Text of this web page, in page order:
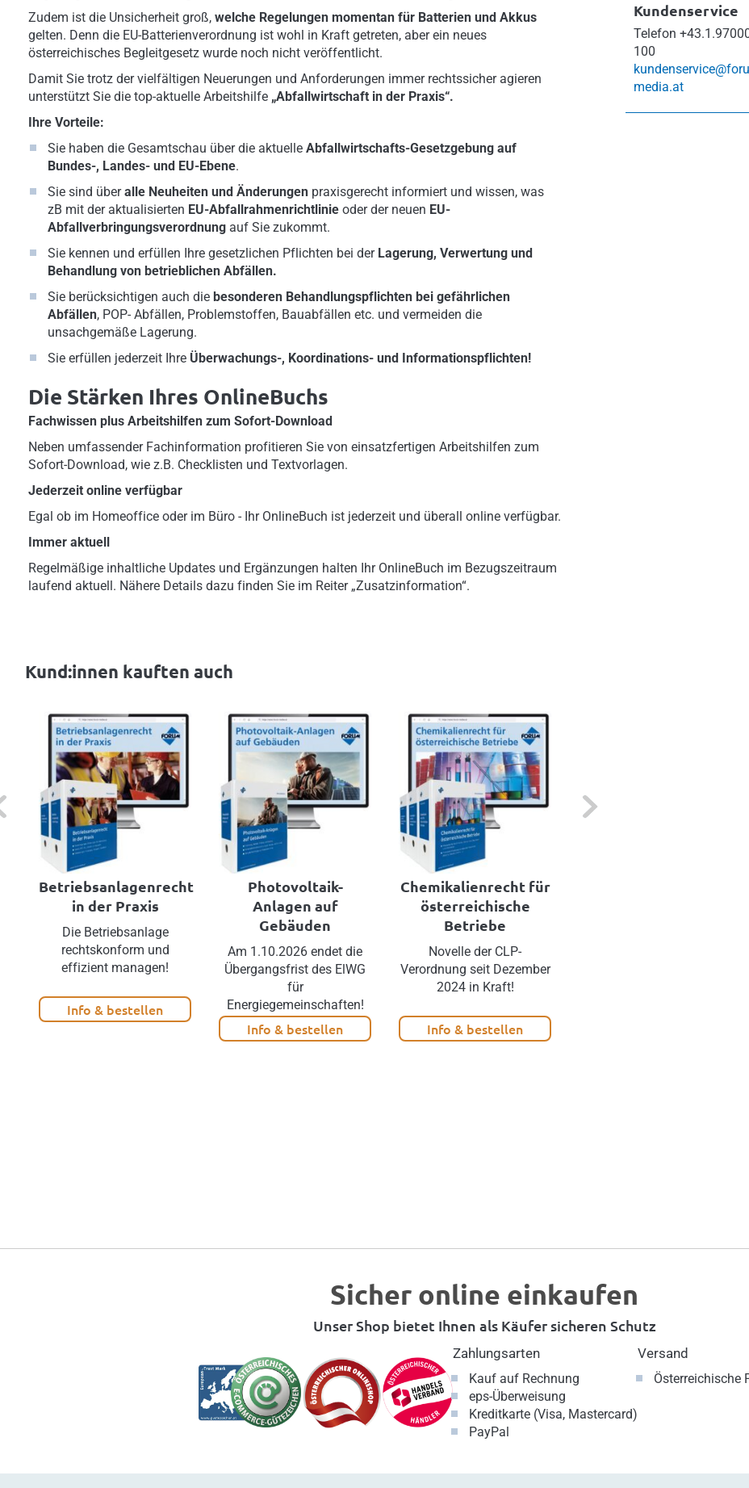
Kundenservice
Telefon
100
media.at
Zudem ist die Unsicherheit groß, welche Regelungen momentan für Batterien und Akkus
gelten. Denn die EU-Batterienverordnung ist wohl in Kraft getreten, aber ein neues
österreichisches Begleitgesetz wurde noch nicht veröffentlicht.
Damit Sie trotz der vielfältigen Neuerungen und Anforderungen immer rechtssicher agieren
unterstützt Sie die top-aktuelle Arbeitshilfe „Abfallwirtschaft in der Praxis“.
Ihre Vorteile:
Sie haben die Gesamtschau über die aktuelle Abfallwirtschafts-Gesetzgebung auf
Bundes-, Landes- und EU-Ebene.
Sie sind überalle Neuheiten und Änderungen praxisgerecht informiert und wissen, was
zB mit der aktualisierten EU-Abfallrahmenrichtlinie oder der neuen EU-
Abfallverbringungsverordnung auf Sie zukommt.
Sie kennen und erfüllen Ihre gesetzlichen Pflichten bei der Lagerung, Verwertung und
Behandlung von betrieblichen Abfällen.
Sie berücksichtigen auch die besonderen Behandlungspflichten bei gefährlichen
Abfällen, POP- Abfällen, Problemstoffen, Bauabfällen etc. und vermeiden die
unsachgemäße Lagerung.
Sie erfüllen jederzeit Ihre Überwachungs-, Koordinations- und Informationspflichten!
Die Stärken Ihres OnlineBuchs
Fachwissen plus Arbeitshilfen zum Sofort-Download
Neben umfassender Fachinformation profitieren Sie von einsatzfertigen Arbeitshilfen zum
Sofort-Download, wie z.B. Checklisten und Textvorlagen.
Jederzeit online verfügbar
Egal ob im Homeoffice oder im Büro - Ihr OnlineBuch ist jederzeit und überall online verfügbar.
Immer aktuell
Regelmäßige inhaltliche Updates und Ergänzungen halten Ihr OnlineBuch im Bezugszeitraum
laufend aktuell. Nähere Details dazu finden Sie im Reiter „Zusatzinformation“.
Kund:innen kauften auch
Next
Betriebsanlagenrecht
in der Praxis
Die Betriebsanlage
rechtskonform und
effizient managen!
Info & bestellen
Photovoltaik-
Anlagen auf
Gebäuden
Am 1.10.2026 endet die
Übergangsfrist des ElWG
für
Energiegemeinschaften!
Info & bestellen
Chemikalienrecht für
österreichische
Betriebe
Novelle der CLP-
Verordnung seit Dezember
2024 in Kraft!
Info & bestellen
Sicher online einkaufen
Unser Shop bietet Ihnen als Käufer sicheren Schutz
Zahlungsarten
Kauf auf Rechnung
eps-Überweisung
Kreditkarte (Visa, Mastercard)
PayPal
Versand
Österreichische